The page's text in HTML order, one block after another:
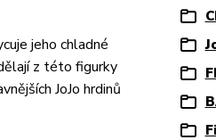
jeho chladné
z této figurky
JoJo hrdinů